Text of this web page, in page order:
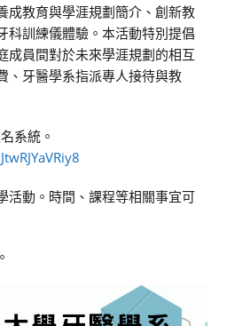
成教育與學涯規劃簡介、創新教
科訓練儀體驗。本活動特別提倡
成員間對於未來學涯規劃的相互
、牙醫學系指派專人接待與教
系統。
活動。時間、課程等相關事宜可